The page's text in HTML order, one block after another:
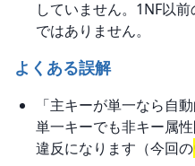
していません。1NF以
ではありません。
よくある誤解
「主キーが単一なら自
単一キーでも非キー属
違反になります（今回の